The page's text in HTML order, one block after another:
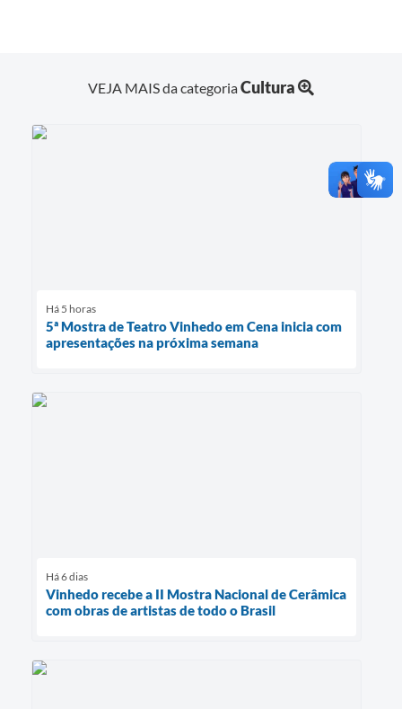
VEJA MAIS da categoriaCultura
Há 5 horas
5ª Mostra de Teatro Vinhedo em Cena inicia com
apresentações na próxima semana
Há 6 dias
Vinhedo recebe a II Mostra Nacional de Cerâmica
com obras de artistas de todo o Brasil